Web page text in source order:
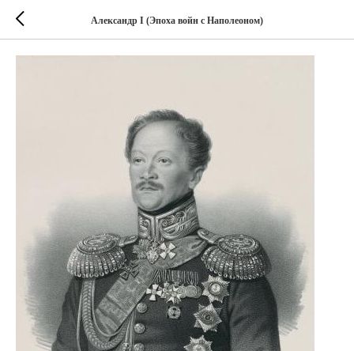
Александр I (Эпоха войн с Наполеоном)